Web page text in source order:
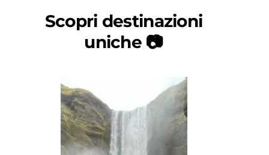
Scopri destinazioni
uniche 📷